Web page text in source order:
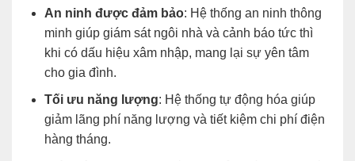
An ninh được đảm bảo: Hệ thống an ninh thông
minh giúp giám sát ngôi nhà và cảnh báo tức thì
khi có dấu hiệu xâm nhập, mang lại sự yên tâm
cho gia đình.
Tối ưu năng lượng: Hệ thống tự động hóa giúp
giảm lãng phí năng lượng và tiết kiệm chi phí điện
hàng tháng.